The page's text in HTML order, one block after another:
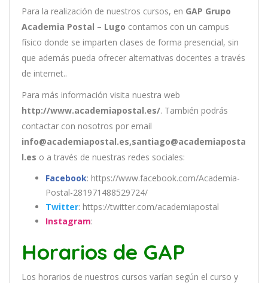
Para la realización de nuestros cursos, en GAP Grupo
Academia Postal – Lugo contamos con un campus
físico donde se imparten clases de forma presencial, sin
que además pueda ofrecer alternativas docentes a través
de internet..
Para más información visita nuestra web
http://www.academiapostal.es/. También podrás
contactar con nosotros por email
info@academiapostal.es,santiago@academiaposta
l.es o a través de nuestras redes sociales:
Facebook: https://www.facebook.com/Academia-
Postal-281971488529724/
Twitter: https://twitter.com/academiapostal
Instagram:
Horarios de GAP
Los horarios de nuestros cursos varían según el curso y